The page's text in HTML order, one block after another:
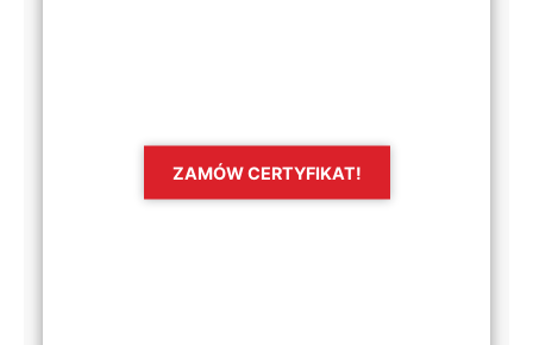
ZAMÓW CERTYFIKAT!